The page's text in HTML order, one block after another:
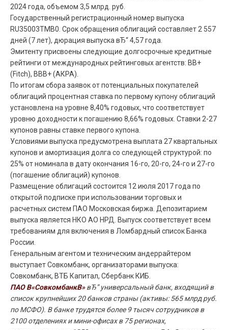
2024 года, объемом 3,5 млрд. руб.
Государственный регистрационный номер выпуска
RU35003TMB0. Срок обращения облигаций составляет 2 557
дней (7 лет), дюрация выпуска вЂ“ 4,57 года.
Эмитенту присвоены следующие долгосрочные кредитные
рейтинги от международных рейтинговых агентств: BB+
(Fitch), BBB+ (АКРА).
По итогам сбора заявок от потенциальных покупателей
облигаций процентная ставка по первому купону облигаций
установлена на уровне 8,40% годовых, что соответствует
уровню доходности к погашению 8,66% годовых. Ставки 2-27
купонов равны ставке первого купона.
Условиями выпуска предусмотрена выплата 27 квартальных
купонов и амортизация долга со следующей структурой: по
25% от номинала в дату окончания 16-го, 20-го, 24-го и 27-го
(погашение облигаций) купонов.
Размещение облигаций состоится 12 июля 2017 года по
открытой подписке при использовании торговых и
расчетных систем ПАО Московская биржа. Депозитарием
выпуска является НКО АО НРД. Выпуск соответствует всем
требованиям для включения в Ломбардный список Банка
России.
Генеральным агентом и техническим андеррайтером
выступает Совкомбанк, организаторами выпуска:
Совкомбанк, ВТБ Капитал, Сбербанк КИБ.
ПАО В«СовкомбанкВ»вЂ” универсальный банк, входящий в
список крупнейших 20 банков страны (активы: 565 млрд руб.
по МСФО). В банке трудятся более 9 тысяч сотрудников в
2100 отделениях и мини-офисах в 75 регионах,